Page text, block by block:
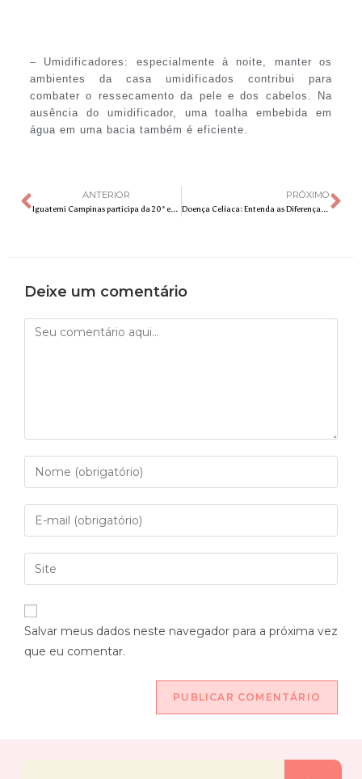
– Umidificadores: especialmente à noite, manter os
ambientes da casa umidificados contribui para
combater o ressecamento da pele e dos cabelos. Na
ausência do umidificador, uma toalha embebida em
água em uma bacia também é eficiente.
ANTERIOR
Iguatemi Campinas participa da 20ª edição da Campinas Restaurant Week
PRÓXIMO
Doença Celíaca: Entenda as Diferenças entre Intolerância e Alergia ao Glúten e Como Seguir uma Dieta Sem Glúten de Forma Segura
Deixe um comentário
Salvar meus dados neste navegador para a próxima vez
que eu comentar.